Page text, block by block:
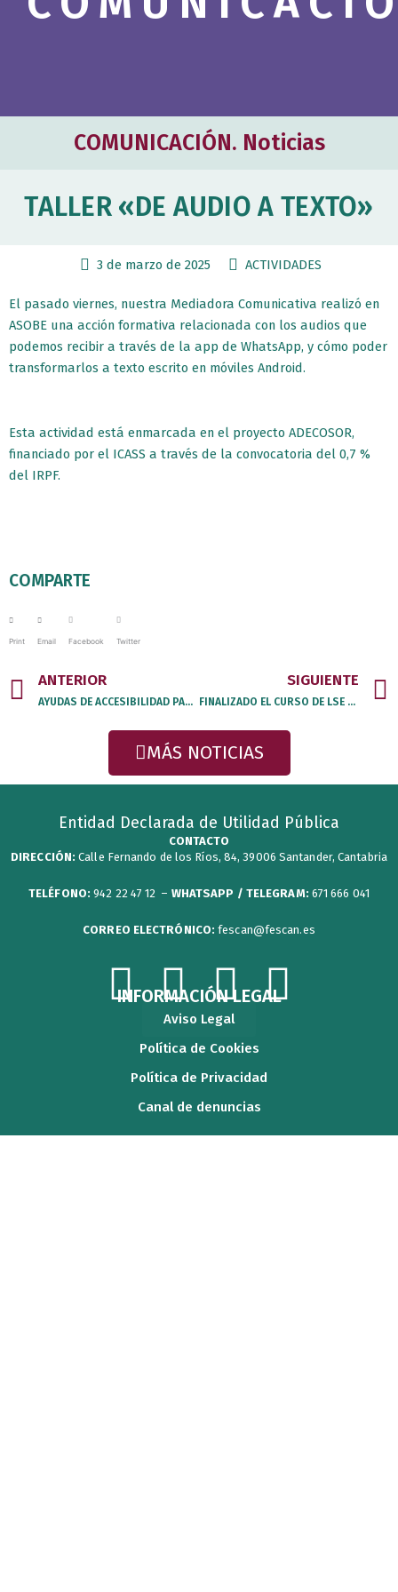
COMUNICACIÓN. Noticias
TALLER «DE AUDIO A TEXTO»
3 de marzo de 2025 ACTIVIDADES
El pasado viernes, nuestra Mediadora Comunicativa realizó en
ASOBE una acción formativa relacionada con los audios que
podemos recibir a través de la app de WhatsApp, y cómo poder
transformarlos a texto escrito en móviles Android.
Esta actividad está enmarcada en el proyecto ADECOSOR,
financiado por el ICASS a través de la convocatoria del 0,7 %
del IRPF.
COMPARTE
Print Email Facebook Twitter
Prev
ANTERIOR
AYUDAS DE ACCESIBILIDAD PARA EL EMPLEO DE FUNDACIÓN ONCE 2025
SIGUIENTE
FINALIZADO EL CURSO DE LSE A1.1 EN COLABORACIÓN CON LA FUNDACIÓN CANTABRIA SALUD Y BIENESTAR SOCIAL
MÁS NOTICIAS
Entidad Declarada de Utilidad Pública
CONTACTO
DIRECCIÓN: Calle Fernando de los Ríos, 84, 39006 Santander, Cantabria
TELÉFONO: 942 22 47 12 – WHATSAPP / TELEGRAM: 671 666 041
CORREO ELECTRÓNICO: fescan@fescan.es
F
a
c
e
T
w
i
t
Y
o
u
t
I
t
INFORMACIÓN LEGAL
Aviso Legal
Política de Cookies
Política de Privacidad
Canal de denuncias